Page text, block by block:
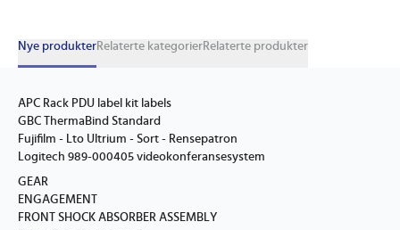
Nye produkterRelaterte kategorierRelaterte produkter
APC Rack PDU label kit labels
GBC ThermaBind Standard
Fujifilm - Lto Ultrium - Sort - Rensepatron
Logitech 989-000405 videokonferansesystem
GEAR
ENGAGEMENT
FRONT SHOCK ABSORBER ASSEMBLY